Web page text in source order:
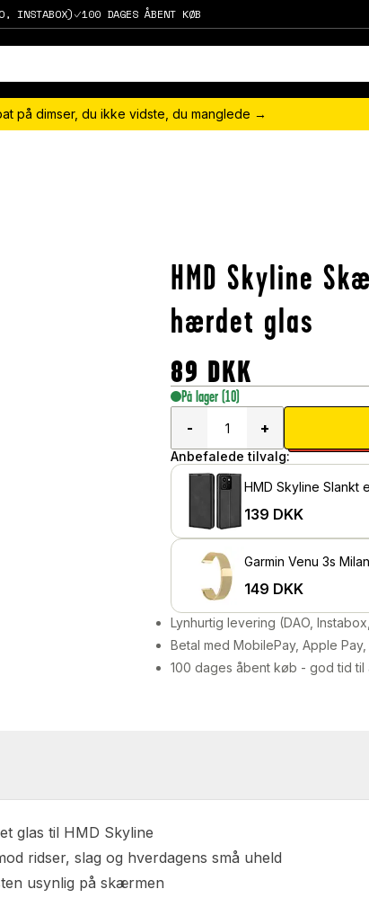
INSTABOX) 100 DAGES ÅBENT KØB
på dimser, du ikke vidste, du manglede →
HMD Skyline
hærdet glas
89 DKK
På lager (10)
-
+
Anbefalede tilvalg:
HMD Skyline Slankt
139 DKK
Garmin Venu 3s
149 DKK
Lynhurtig levering (DAO,
Betal med MobilePay, Apple
100 dages åbent køb - god tid til
glas til HMD Skyline
ridser, slag og hverdagens små uheld
usynlig på skærmen